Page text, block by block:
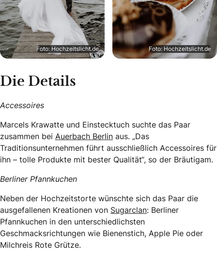
Foto: Hochzeitslicht.de Foto: Hochzeitslicht.de
Die Details
Accessoires
Marcels Krawatte und Einstecktuch suchte das Paar
zusammen bei Auerbach Berlin aus. „Das
Traditionsunternehmen führt ausschließlich Accessoires für
ihn – tolle Produkte mit bester Qualität“, so der Bräutigam.
Berliner Pfannkuchen
Neben der Hochzeitstorte wünschte sich das Paar die
ausgefallenen Kreationen von Sugarclan: Berliner
Pfannkuchen in den unterschiedlichsten
Geschmacksrichtungen wie Bienenstich, Apple Pie oder
Milchreis Rote Grütze.